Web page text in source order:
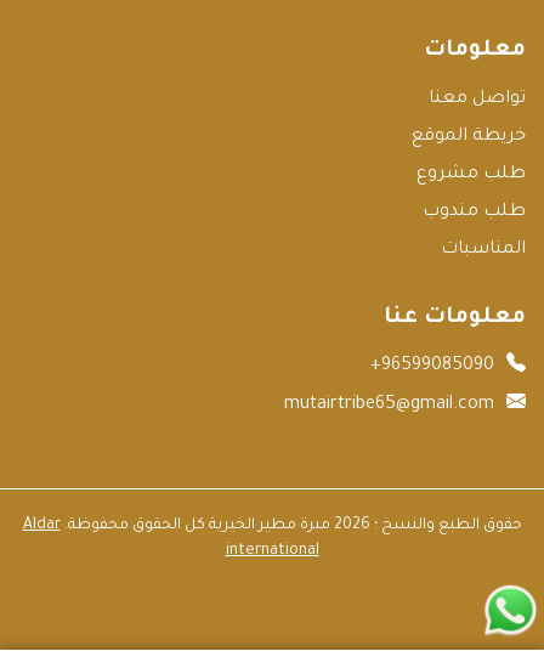
معلومات
تواصل معنا
خريطة الموقع
طلب مشروع
طلب مندوب
المناسبات
معلومات عنا
+96599085090
mutairtribe65@gmail.com
حقوق الطبع والنسخ ؛ 2026 مبرة مطير الخيرية كل الحقوق محفوظة.
Aldar
international